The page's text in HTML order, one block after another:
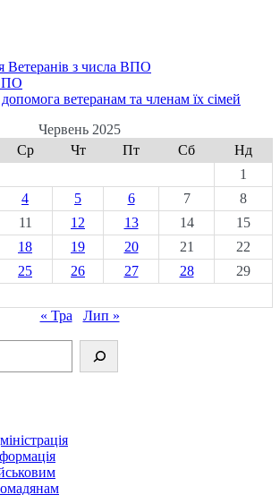
Ветеранів з числа ВПО
ветеранам та членам їх сімей
Червень 2025
Ср Чт Пт Сб
Нд
1
4 5 6 7
8
11 12 13 14
15
18 19 20 21
22
25 26 27 28
29
« Тра
Лип »